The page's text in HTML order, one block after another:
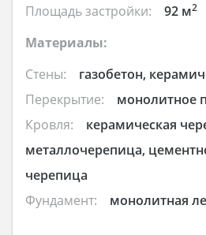
Площадь застройки:
92 м2
Материалы:
Стены:
газобетон,
Перекрытие:
монолитное
Кровля:
керамическая
металлочерепица,
черепица
Фундамент:
монолитная